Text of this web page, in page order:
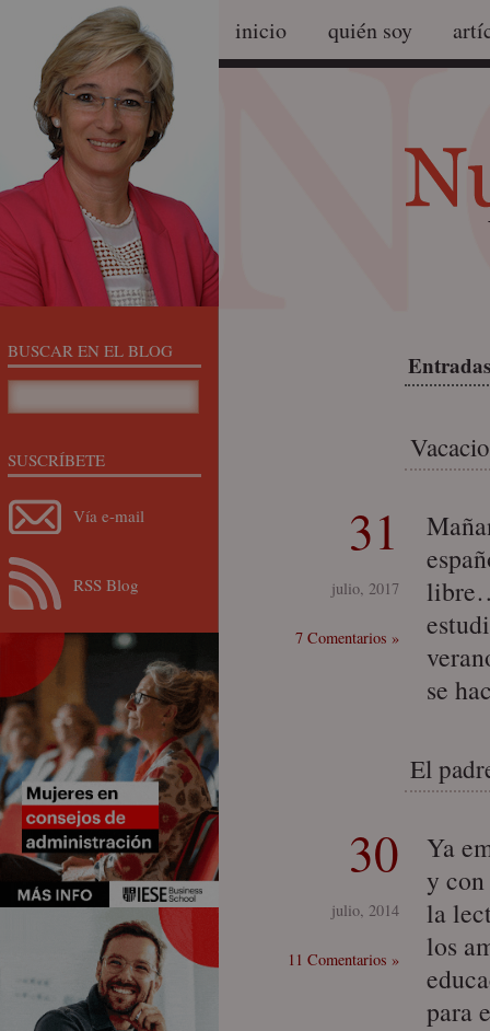
inicio quién soy
31
julio, 2017
7 Comentarios »
se
El
30
julio, 2014
11 Comentarios »
Ya
y
la
los
para
BUSCAR EN EL BLOG
SUSCRÍBETE
Vía e-mail
RSS Blog